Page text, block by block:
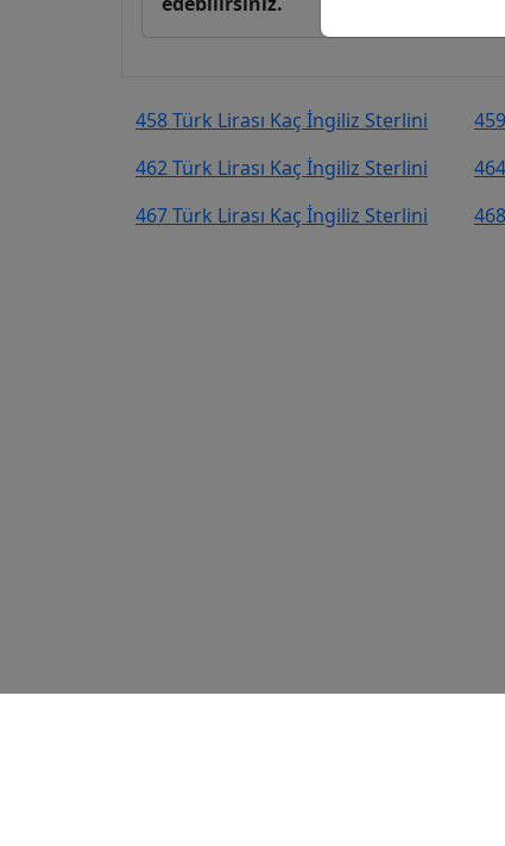
458 Türk Lirası Kaç İngiliz Sterlini
462 Türk Lirası Kaç İngiliz Sterlini
467 Türk Lirası Kaç İngiliz Sterlini